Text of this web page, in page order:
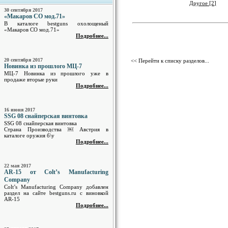
30 сентября 2017
«Макаров СО мод.71»
В каталоге bestguns охолощеный
«Макаров СО мод.71»
Подробнее...
20 сентября 2017
Новинка из прошлого МЦ-7
МЦ-7 Новинка из прошлого уже в
продаже вторые руки
Подробнее...
16 июня 2017
SSG 08 снайперская винтовка
SSG 08 снайперская винтовка
Страна Производства ￼ Австрия в
каталоге оружия б\у
Подробнее...
22 мая 2017
AR-15 от Colt’s Manufacturing
Company
Colt’s Manufacturing Company добавлен
раздел на сайте bestguns.ru с виновкой
AR-15
Подробнее...
Другое [2]
<< Перейти к списку разделов...